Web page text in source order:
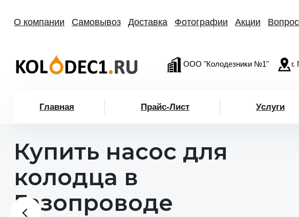
О компании Самовывоз Доставка Фотографии Акции
ООО "Колодезники №1"
Главная Прайс-Лист Услуги
Купить насос для
колодца в
Газопроводе